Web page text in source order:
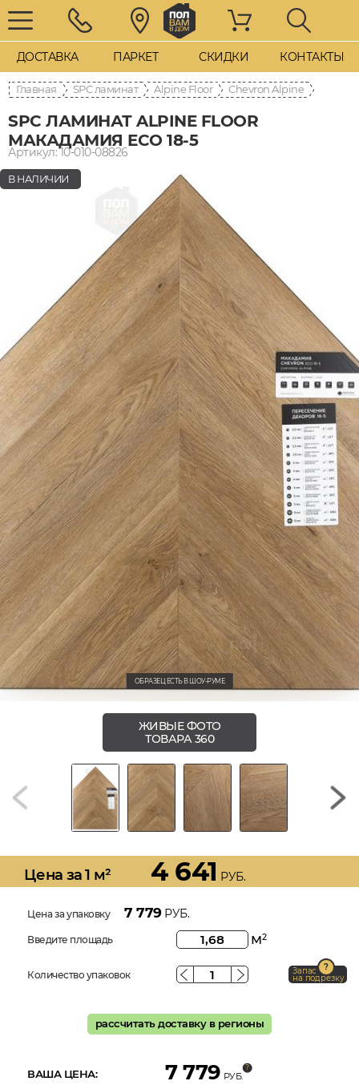
ДОСТАВКА ПАРКЕТ СКИДКИ КОНТАКТЫ
Главная SPC ламинат Alpine Floor Chevron Alpine
SPC ЛАМИНАТ ALPINE FLOOR
МАКАДАМИЯ ECO 18-5
Артикул: 10-010-08826
В НАЛИЧИИ
ОБРАЗЕЦ ЕСТЬ В ШОУ-РУМЕ
ЖИВЫЕ ФОТО
ТОВАРА 360
Цена за 1 м² 4 641 РУБ.
Цена за упаковку 7 779РУБ.
Введите площадь м2
Количество упаковок Запас
на подрезку
рассчитать доставку в регионы
ВАША ЦЕНА: 7 779 РУБ.